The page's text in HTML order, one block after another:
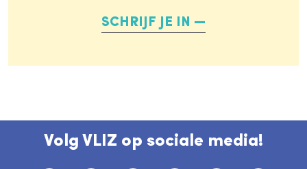
SCHRIJF JE IN
Volg VLIZ op sociale media!